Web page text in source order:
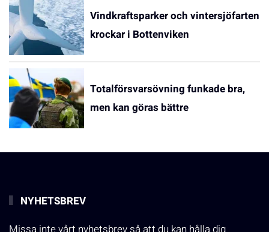
Vindkraftsparker och vintersjöfarten
krockar i Bottenviken
Totalförsvarsövning funkade bra,
men kan göras bättre
NYHETSBREV